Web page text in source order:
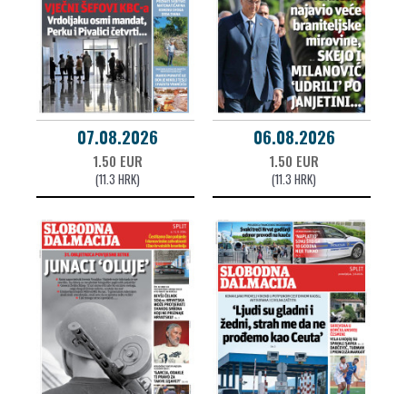
07.08.2026
1.50 EUR
(11.3 HRK)
06.08.2026
1.50 EUR
(11.3 HRK)